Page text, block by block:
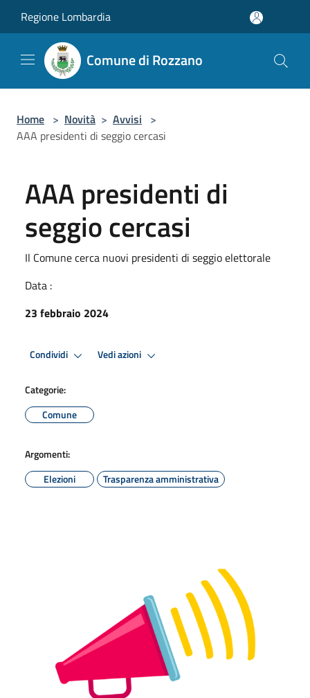
Regione Lombardia
Comune di Rozzano
Home > Novità > Avvisi >
AAA presidenti di seggio cercasi
AAA presidenti di
seggio cercasi
Il Comune cerca nuovi presidenti di seggio elettorale
Data :
23 febbraio 2024
Condividi Vedi azioni
Categorie:
Comune
Argomenti:
Elezioni
Trasparenza amministrativa